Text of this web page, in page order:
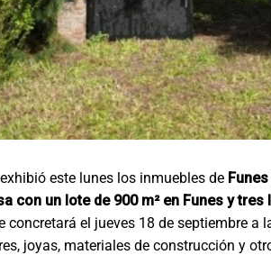
este lunes los inmuebles de
con un lote de 900 m² en Funes y
el jueves 18 de septiembre a
joyas, materiales de construcción y